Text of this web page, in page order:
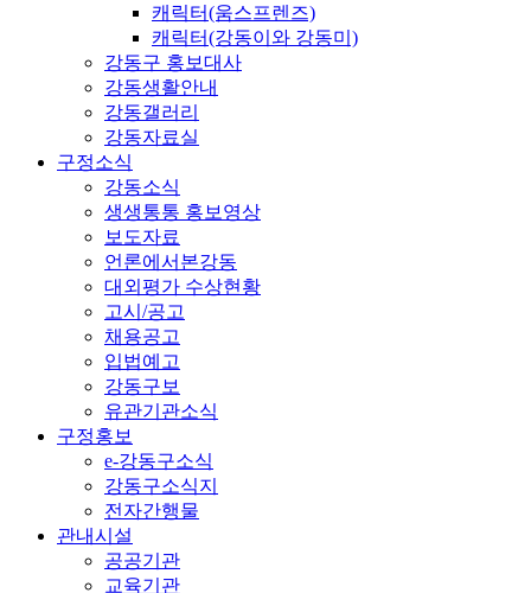
캐릭터(움스프렌즈)
캐릭터(강동이와 강동미)
강동구 홍보대사
강동생활안내
강동갤러리
강동자료실
구정소식
강동소식
생생통통 홍보영상
보도자료
언론에서본강동
대외평가 수상현황
고시/공고
채용공고
입법예고
강동구보
유관기관소식
구정홍보
e-강동구소식
강동구소식지
전자간행물
관내시설
공공기관
교육기관